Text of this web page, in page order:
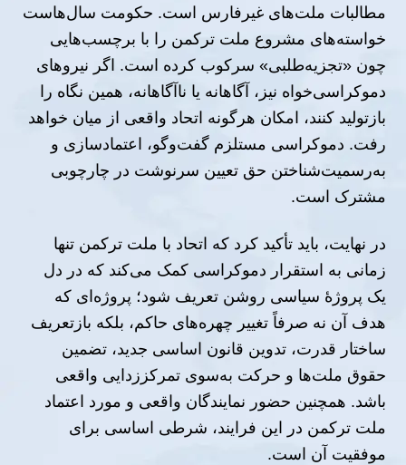
مطالبات ملت‌های غیرفارس است. حکومت سال‌هاست
خواسته‌های مشروع ملت ترکمن را با برچسب‌هایی
چون «تجزیه‌طلبی» سرکوب کرده است. اگر نیروهای
دموکراسی‌خواه نیز، آگاهانه یا ناآگاهانه، همین نگاه را
بازتولید کنند، امکان هرگونه اتحاد واقعی از میان خواهد
رفت. دموکراسی مستلزم گفت‌وگو، اعتمادسازی و
به‌رسمیت‌شناختن حق تعیین سرنوشت در چارچوبی
مشترک است.
در نهایت، باید تأکید کرد که اتحاد با ملت ترکمن تنها
زمانی به استقرار دموکراسی کمک می‌کند که در دل
یک پروژهٔ سیاسی روشن تعریف شود؛ پروژه‌ای که
هدف آن نه صرفاً تغییر چهره‌های حاکم، بلکه بازتعریف
ساختار قدرت، تدوین قانون اساسی جدید، تضمین
حقوق ملت‌ها و حرکت به‌سوی تمرکززدایی واقعی
باشد. همچنین حضور نمایندگان واقعی و مورد اعتماد
ملت ترکمن در این فرایند، شرطی اساسی برای
موفقیت آن است.